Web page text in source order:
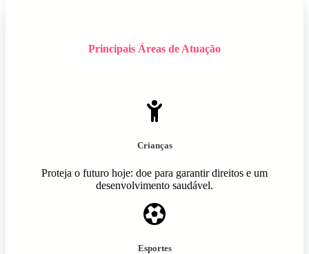
Principais Áreas de Atuação
Crianças
Proteja o futuro hoje: doe para garantir direitos e um
desenvolvimento saudável.
Esportes